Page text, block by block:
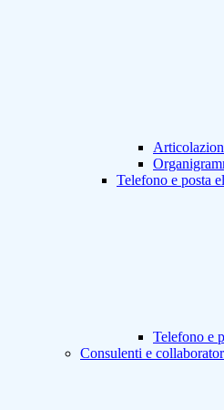
Telefono e posta
Telefono e
Consulenti e